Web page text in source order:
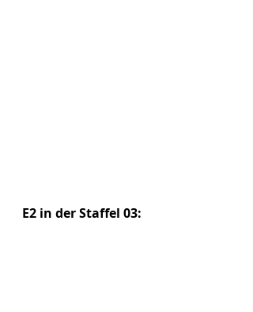
E2 in der Staffel 03: